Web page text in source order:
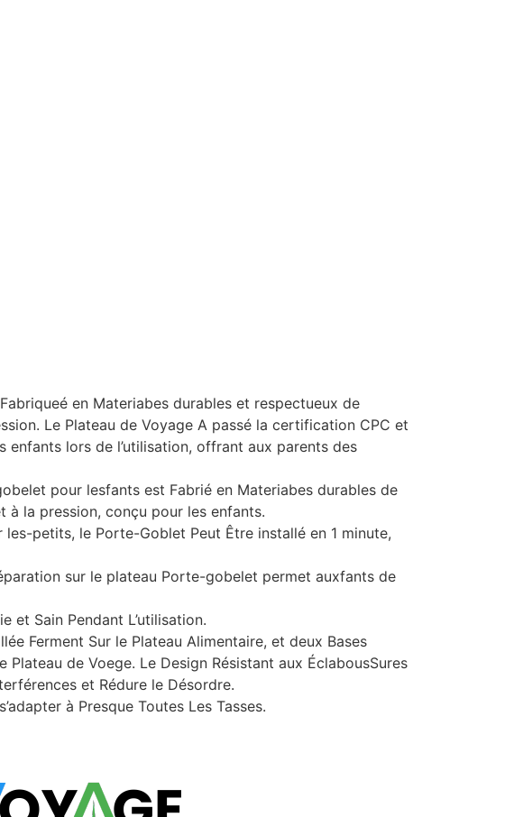
en Materiabes durables et respectueux de
Le Plateau de Voyage A passé la certification CPC et
lors de l’utilisation, offrant aux parents des
pour lesfants est Fabrié en Materiabes durables de
à la pression, conçu pour les enfants.
petits, le Porte-Goblet Peut Être installé en 1 minute,
sur le plateau Porte-gobelet permet auxfants de
et Sain Pendant L’utilisation.
Ferment Sur le Plateau Alimentaire, et deux Bases
Plateau de Voege. Le Design Résistant aux ÉclabousSures
et Rédure le Désordre.
à Presque Toutes Les Tasses.